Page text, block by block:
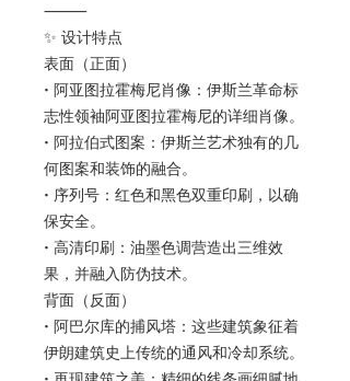
⸻
✨ 设计特点
表面（正面）
• 阿亚图拉霍梅尼肖像：伊斯兰革命标
志性领袖阿亚图拉霍梅尼的详细肖像。
• 阿拉伯式图案：伊斯兰艺术独有的几
何图案和装饰的融合。
• 序列号：红色和黑色双重印刷，以确
保安全。
• 高清印刷：油墨色调营造出三维效
果，并融入防伪技术。
背面（反面）
• 阿巴尔库的捕风塔：这些建筑象征着
伊朗建筑史上传统的通风和冷却系统。